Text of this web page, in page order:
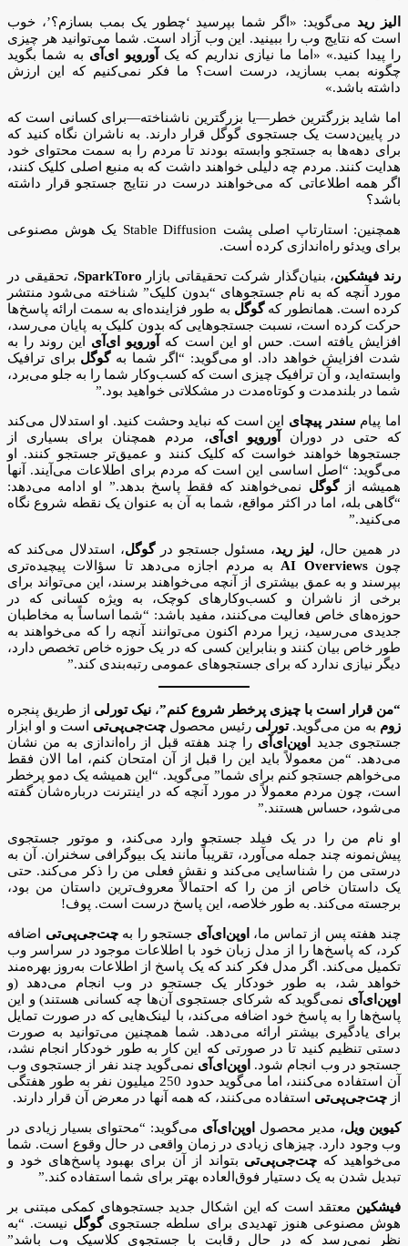
الیز رید می‌گوید: «اگر شما بپرسید ‘چطور یک بمب بسازم؟’، خوب
است که نتایج وب را ببینید. این وب آزاد است. شما می‌توانید هر چیزی
را پیدا کنید.» «اما ما نیازی نداریم که یک
آورویو ای‌آی به شما بگوید
چگونه بمب بسازید، درست است؟ ما فکر نمی‌کنیم که این ارزش
داشته باشد.»
اما شاید بزرگترین خطر—یا بزرگترین ناشناخته—برای کسانی است که
در پایین‌دست یک جستجوی گوگل قرار دارند. به ناشران نگاه کنید که
برای دهه‌ها به جستجو وابسته بودند تا مردم را به سمت محتوای خود
هدایت کنند. مردم چه دلیلی خواهند داشت که به منبع اصلی کلیک کنند،
اگر همه اطلاعاتی که می‌خواهند درست در نتایج جستجو قرار داشته
باشد؟
همچنین: استارتاپ اصلی پشت Stable Diffusion یک هوش مصنوعی
برای ویدئو راه‌اندازی کرده است.
رند فیشکین، بنیان‌گذار شرکت تحقیقاتی بازار SparkToro، تحقیقی در
مورد آنچه که به نام جستجوهای “بدون کلیک” شناخته می‌شود منتشر
کرده است. همانطور کهگوگل به طور فزاینده‌ای به سمت ارائه پاسخ‌ها
حرکت کرده است، نسبت جستجوهایی که بدون کلیک به پایان می‌رسد،
افزایش یافته است. حس او این است که
آورویو ای‌آی این روند را به
شدت افزایش خواهد داد. او می‌گوید: “اگر شما بهگوگل برای ترافیک
وابسته‌اید، و آن ترافیک چیزی است که کسب‌وکار شما را به جلو می‌برد،
شما در بلندمدت و کوتاه‌مدت در مشکلاتی خواهید بود.”
اما پیام سندر پیچای این است که نباید وحشت کنید. او استدلال می‌کند
که حتی در دوران
آورویو ای‌آی، مردم همچنان برای بسیاری از
جستجوها خواهند خواست که کلیک کنند و عمیق‌تر جستجو کنند. او
می‌گوید: “اصل اساسی این است که مردم برای اطلاعات می‌آیند. آنها
همیشه ازگوگل نمی‌خواهند که فقط پاسخ بدهد.” او ادامه می‌دهد:
“گاهی بله، اما در اکثر مواقع، شما به آن به عنوان یک نقطه شروع نگاه
می‌کنید.”
در همین حال، لیز رید، مسئول جستجو درگوگل، استدلال می‌کند که
چونAI Overviews به مردم اجازه می‌دهد تا سؤالات پیچیده‌تری
بپرسند و به عمق بیشتری از آنچه می‌خواهند برسند، این می‌تواند برای
برخی از ناشران و کسب‌وکارهای کوچک، به ویژه کسانی که در
حوزه‌های خاص فعالیت می‌کنند، مفید باشد: “شما اساساً به مخاطبان
جدیدی می‌رسید، زیرا مردم اکنون می‌توانند آنچه را که می‌خواهند به
طور خاص بیان کنند و بنابراین کسی که در یک حوزه خاص تخصص دارد،
دیگر نیازی ندارد که برای جستجوهای عمومی رتبه‌بندی کند.”
“من قرار است با چیزی پرخطر شروع کنم”، نیک تورلی از طریق پنجره
زوم به من می‌گوید.تورلی رئیس محصول چت‌جی‌پی‌تی است و او ابزار
جستجوی جدید
اوپن‌ای‌آی را چند هفته قبل از راه‌اندازی به من نشان
می‌دهد. “من معمولاً باید این را قبل از آن امتحان کنم، اما الان فقط
می‌خواهم جستجو کنم برای شما” می‌گوید. “این همیشه یک دمو پرخطر
است، چون مردم معمولاً در مورد آنچه که در اینترنت درباره‌شان گفته
می‌شود، حساس هستند.”
او نام من را در یک فیلد جستجو وارد می‌کند، و موتور جستجوی
پیش‌نمونه چند جمله می‌آورد، تقریباً مانند یک بیوگرافی سخنران. آن به
درستی من را شناسایی می‌کند و نقش فعلی من را ذکر می‌کند. حتی
یک داستان خاص از من را که احتمالاً معروف‌ترین داستان من بود،
برجسته می‌کند. به طور خلاصه، این پاسخ درست است. پوف!
چند هفته پس از تماس ما، اوپن‌ای‌آی جستجو را بهچت‌جی‌پی‌تی اضافه
کرد، که پاسخ‌ها را از مدل زبان خود با اطلاعات موجود در سراسر وب
تکمیل می‌کند. اگر مدل فکر کند که یک پاسخ از اطلاعات به‌روز بهره‌مند
خواهد شد، به طور خودکار یک جستجو در وب انجام می‌دهد (و
اوپن‌ای‌آی نمی‌گوید که شرکای جستجوی آن‌ها چه کسانی هستند) و این
پاسخ‌ها را به پاسخ خود اضافه می‌کند، با لینک‌هایی که در صورت تمایل
برای یادگیری بیشتر ارائه می‌دهد. شما همچنین می‌توانید به صورت
دستی تنظیم کنید تا در صورتی که این کار به طور خودکار انجام نشد،
جستجو در وب انجام شود. اوپن‌ای‌آی نمی‌گوید چند نفر از جستجوی وب
آن استفاده می‌کنند، اما می‌گوید حدود 250 میلیون نفر به طور هفتگی
از چت‌جی‌پی‌تی استفاده می‌کنند، که همه آنها در معرض آن قرار دارند.
کیوین ویل، مدیر محصول اوپن‌ای‌آی می‌گوید: “محتوای بسیار زیادی در
وب وجود دارد. چیزهای زیادی در زمان واقعی در حال وقوع است. شما
می‌خواهید که چت‌جی‌پی‌تی بتواند از آن برای بهبود پاسخ‌های خود و
تبدیل شدن به یک دستیار فوق‌العاده بهتر برای شما استفاده کند.”
فیشکین معتقد است که این اشکال جدید جستجوهای کمکی مبتنی بر
هوش مصنوعی هنوز تهدیدی برای سلطه جستجویگوگل نیست. “به
نظر نمی‌رسد که در حال رقابت با جستجوی کلاسیک وب باشد”